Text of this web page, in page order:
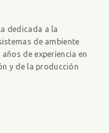
dedicada a la
de ambiente
de experiencia en
y de la producción